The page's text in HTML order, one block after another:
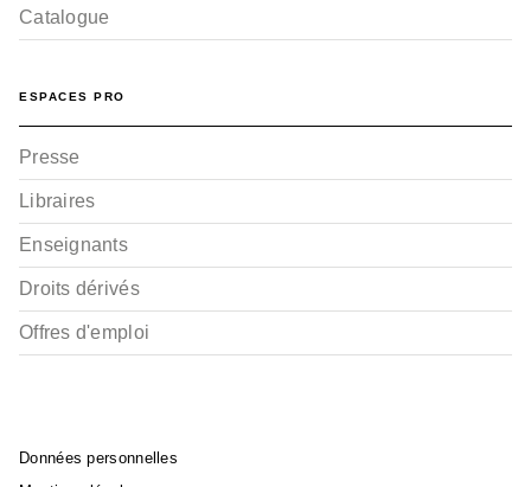
Catalogue
ESPACES PRO
Presse
Libraires
Enseignants
Droits dérivés
Offres d'emploi
Données personnelles